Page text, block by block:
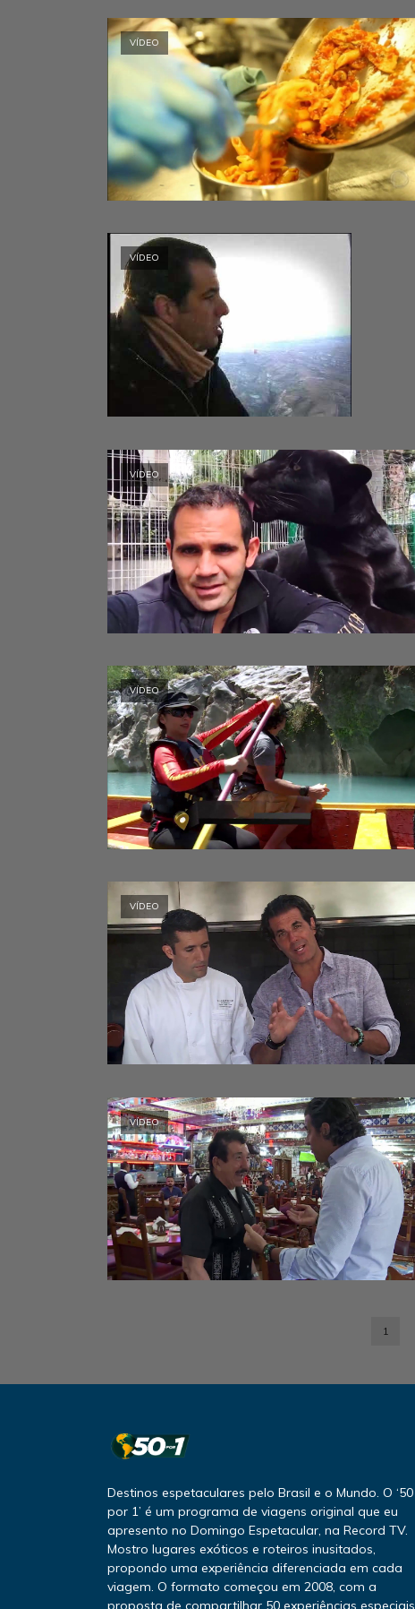
VÍDEO
VÍDEO
VÍDEO
VÍDEO
VÍDEO
VÍDEO
1
Destinos espetaculares pelo Brasil e o Mundo. O ‘50
por 1’ é um programa de viagens original que eu
apresento no Domingo Espetacular, na Record TV.
Mostro lugares exóticos e roteiros inusitados,
propondo uma experiência diferenciada em cada
viagem. O formato começou em 2008, com a
proposta de compartilhar 50 experiências especiais